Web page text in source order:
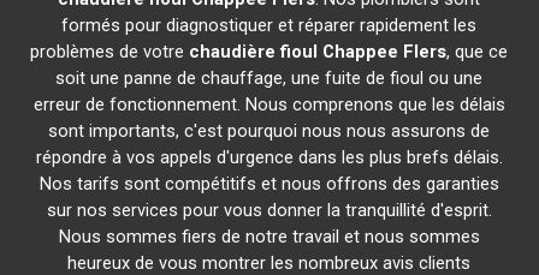
formés pour diagnostiquer et réparer rapidement les
problèmes de votre chaudière fioul Chappee Flers, que ce
soit une panne de chauffage, une fuite de fioul ou une
erreur de fonctionnement. Nous comprenons que les délais
sont importants, c'est pourquoi nous nous assurons de
répondre à vos appels d'urgence dans les plus brefs délais.
Nos tarifs sont compétitifs et nous offrons des garanties
sur nos services pour vous donner la tranquillité d'esprit.
Nous sommes fiers de notre travail et nous sommes
heureux de vous montrer les nombreux avis clients